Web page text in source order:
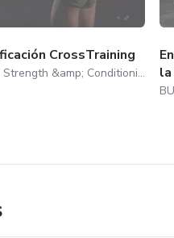
CrossTraining
BUILD Strength &amp; Conditioning